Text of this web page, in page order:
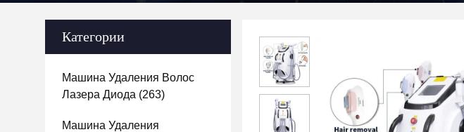
Категории
Машина Удаления Волос
Лазера Диода (263)
Машина Удаления